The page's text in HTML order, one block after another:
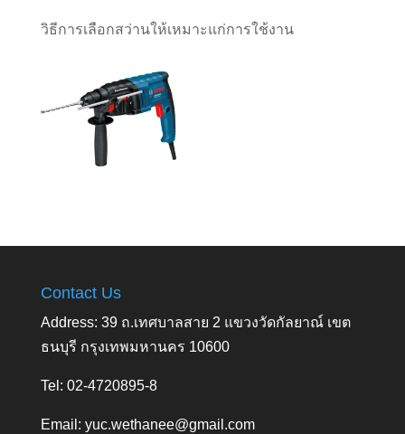
วิธีการเลือกสว่านให้เหมาะแก่การใช้งาน
Contact Us
Address: 39 ถ.เทศบาลสาย 2 แขวงวัดกัลยาณ์ เขต
ธนบุรี กรุงเทพมหานคร 10600
Tel: 02-4720895-8
Email: yuc.wethanee@gmail.com